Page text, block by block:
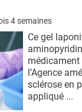
4 semaines
Ce gel
l’Agence
sclérose en
appliqué ...